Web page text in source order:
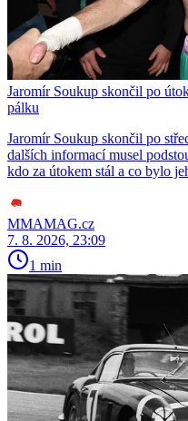
Jaromír Soukup skončil po
pálku
Jaromír Soukup skončil po
dalších informací musel
kdo za útokem stál a co bylo
MMAMAG.cz
7. 8. 2026, 23:09
1 min